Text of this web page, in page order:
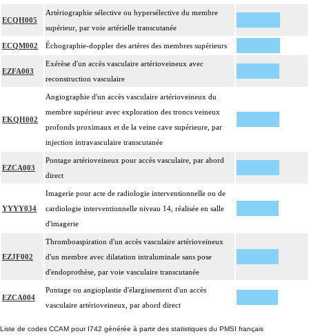
ECQH005
Artériographie sélective ou hypersélective du membre
supérieur, par voie artérielle transcutanée
ECQM002 Échographie-doppler des artères des membres supérieurs
EZFA003
Exérèse d'un accès vasculaire artérioveineux avec
reconstruction vasculaire
EKQH002
Angiographie d'un accès vasculaire artérioveineux du
membre supérieur avec exploration des troncs veineux
profonds proximaux et de la veine cave supérieure, par
injection intravasculaire transcutanée
EZCA003
Pontage artérioveineux pour accès vasculaire, par abord
direct
YYYY034
Imagerie pour acte de radiologie interventionnelle ou de
cardiologie interventionnelle niveau 14, réalisée en salle
d'imagerie
EZJF002
Thromboaspiration d'un accès vasculaire artérioveineux
d'un membre avec dilatation intraluminale sans pose
d'endoprothèse, par voie vasculaire transcutanée
EZCA004
Pontage ou angioplastie d'élargissement d'un accès
vasculaire artérioveineux, par abord direct
Liste de codes CCAM pour I742 générée à partir des statistiques du PMSI français